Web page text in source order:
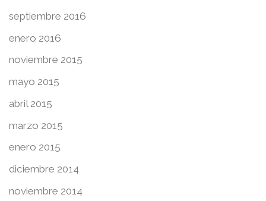
septiembre 2016
enero 2016
noviembre 2015
mayo 2015
abril 2015
marzo 2015
enero 2015
diciembre 2014
noviembre 2014